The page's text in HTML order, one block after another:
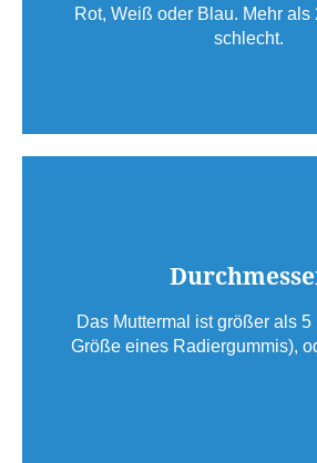
Rot, Weiß oder Blau. Mehr als
schlecht.
Das Muttermal ist größer als 5
Größe eines Radiergummis),